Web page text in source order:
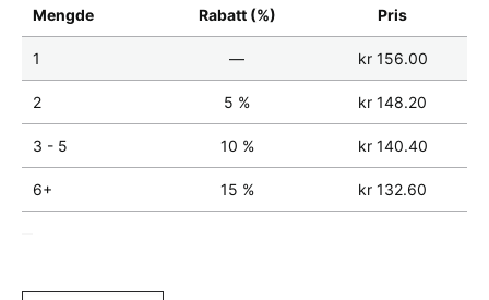
kr 259.00.kr
Mengde Rabatt (%) Pris
1 — kr156.00
2 5 % kr 148.20
3 - 5 10 % kr140.40
6+ 15 % kr 132.60